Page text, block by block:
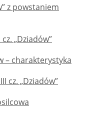
z powstaniem
„Dziadów”
– charakterystyka
cz. „Dziadów”